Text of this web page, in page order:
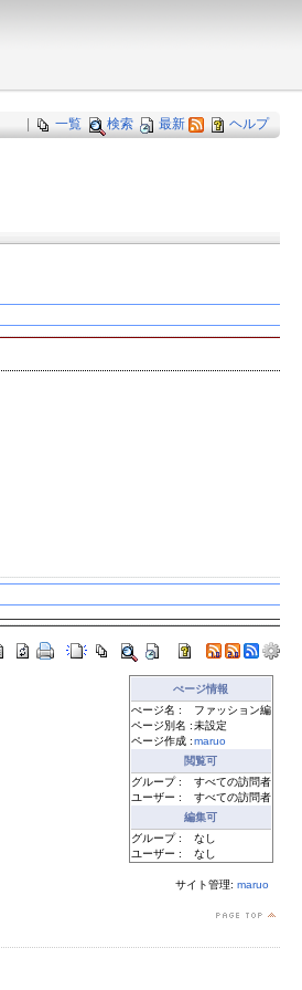
一覧 検索 最新 ヘルプ
ぺージ情報
ぺージ名 :
ファッション編
ページ別名 :未設定
ページ作成 :maruo
閲覧可
グループ :
すべての訪問者
ユーザー :
すべての訪問者
編集可
グループ :
なし
ユーザー :
なし
サイト管理: maruo